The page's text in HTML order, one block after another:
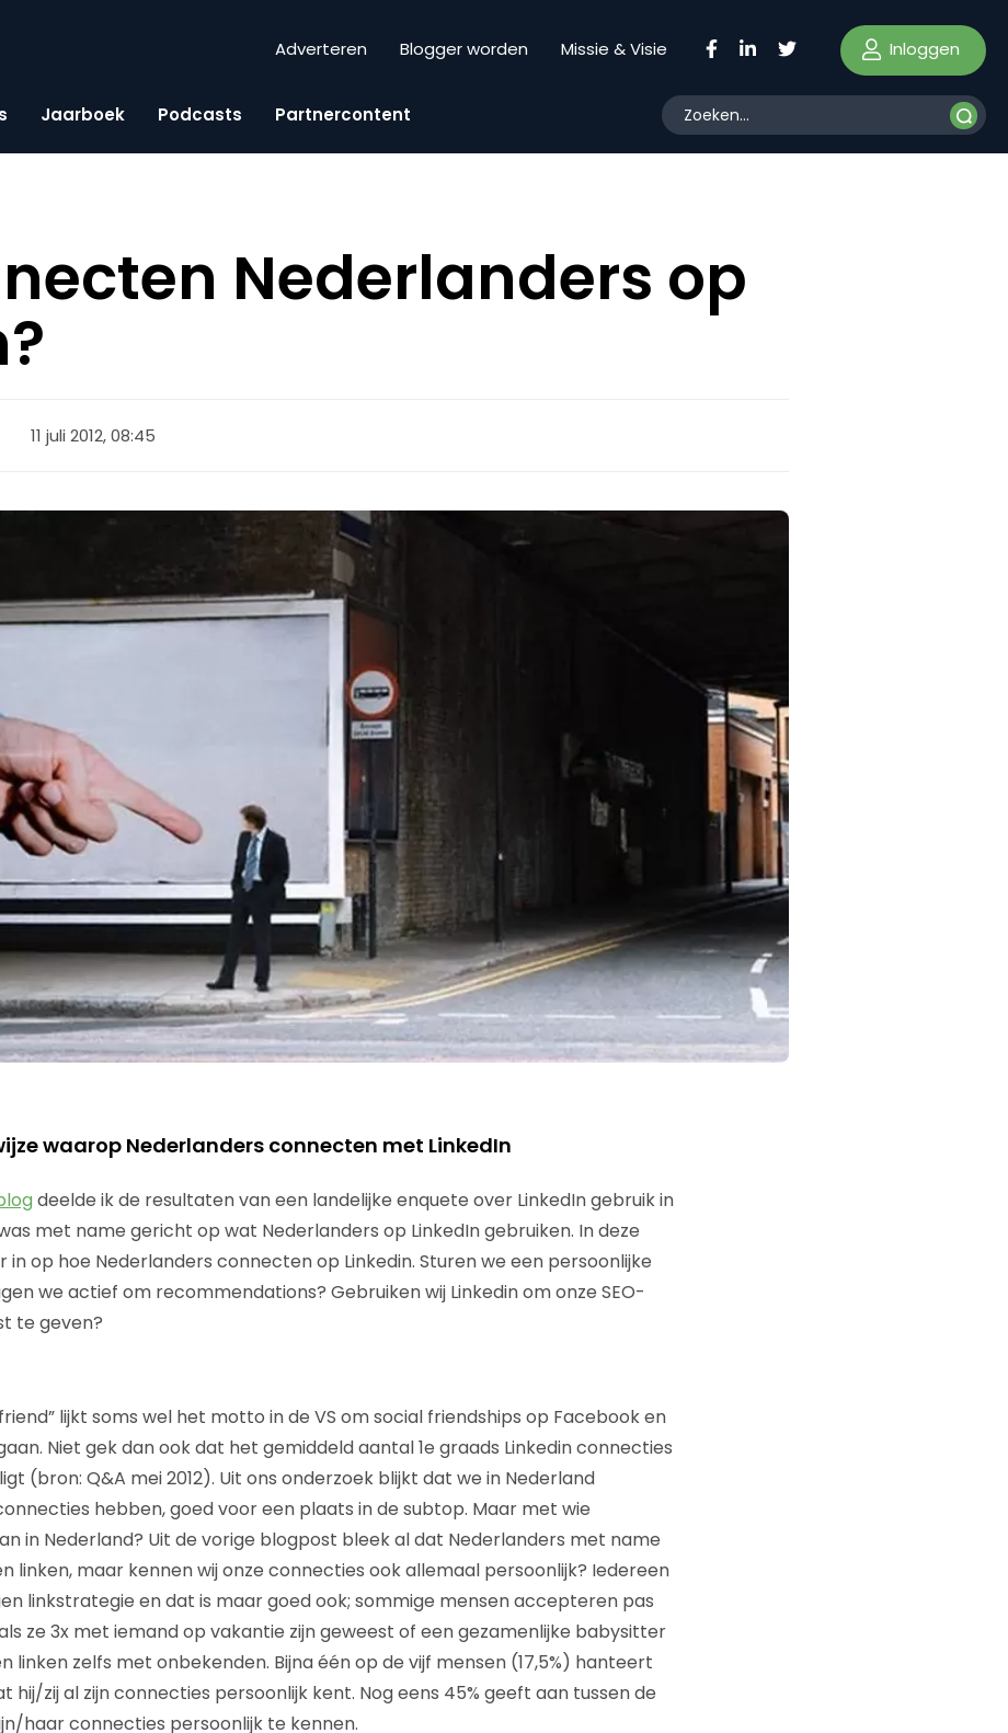
Adverteren Blogger worden Missie & Visie Inloggen
Jaarboek Podcasts Partnercontent
Nederlanders op
11 juli 2012, 08:45
waarop Nederlanders connecten met LinkedIn
deelde ik de resultaten van een landelijke enquete over LinkedIn gebruik in
met name gericht op wat Nederlanders op LinkedIn gebruiken. In deze
in op hoe Nederlanders connecten op Linkedin. Sturen we een persoonlijke
we actief om recommendations? Gebruiken wij Linkedin om onze SEO-
te geven?
lijkt soms wel het motto in de VS om social friendships op Facebook en
Niet gek dan ook dat het gemiddeld aantal 1e graads Linkedin connecties
(bron: Q&A mei 2012). Uit ons onderzoek blijkt dat we in Nederland
hebben, goed voor een plaats in de subtop. Maar met wie
in Nederland? Uit de vorige blogpost bleek al dat Nederlanders met name
linken, maar kennen wij onze connecties ook allemaal persoonlijk? Iedereen
linkstrategie en dat is maar goed ook; sommige mensen accepteren pas
ze 3x met iemand op vakantie zijn geweest of een gezamenlijke babysitter
linken zelfs met onbekenden. Bijna één op de vijf mensen (17,5%) hanteert
hij/zij al zijn connecties persoonlijk kent. Nog eens 45% geeft aan tussen de
haar connecties persoonlijk te kennen.